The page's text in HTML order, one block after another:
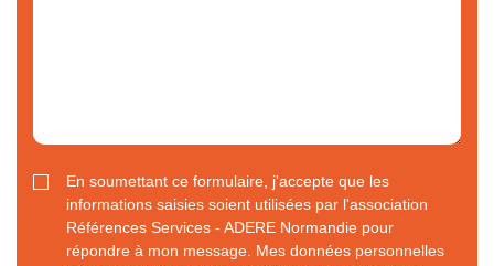
En soumettant ce formulaire, j'accepte que les
informations saisies soient utilisées par l'association
Références Services - ADERE Normandie pour
répondre à mon message. Mes données personnelles